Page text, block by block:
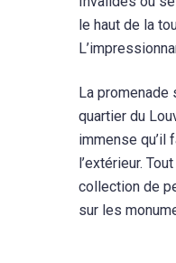
le haut de la
La promenade
quartier du
immense qu’il
l’extérieur.
collection de
sur les